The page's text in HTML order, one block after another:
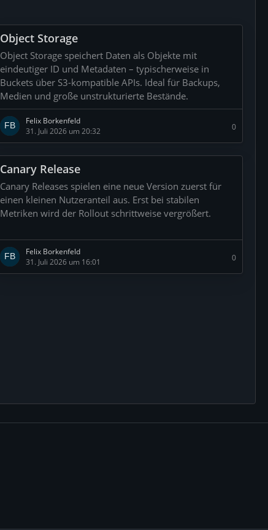
Object Storage
Object Storage speichert Daten als Objekte mit
eindeutiger ID und Metadaten – typischerweise in
Buckets über S3-kompatible APIs. Ideal für Backups,
Medien und große unstrukturierte Bestände.
Felix Borkenfeld
31. Juli 2026 um 20:32
0
Canary Release
Canary Releases spielen eine neue Version zuerst für
einen kleinen Nutzeranteil aus. Erst bei stabilen
Metriken wird der Rollout schrittweise vergrößert.
Felix Borkenfeld
31. Juli 2026 um 16:01
0